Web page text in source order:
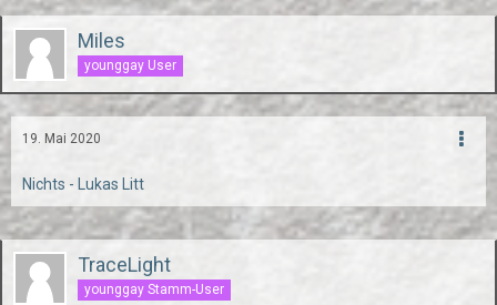
Miles
younggay User
19. Mai 2020
Nichts - Lukas Litt
TraceLight
younggay Stamm-User